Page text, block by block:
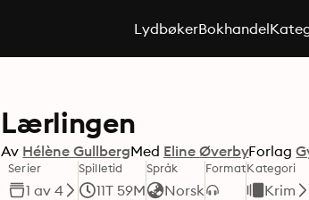
LydbøkerBokhandel
Lærlingen
Av Hélène GullbergMed Eline ØverbyForlag
Serier
1 av 4
Spilletid
11T 59M
Språk
Norsk
FormatKategori
Krim